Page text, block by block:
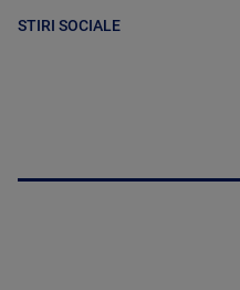
STIRI SOCIALE